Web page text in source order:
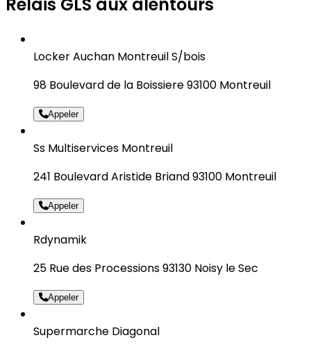
Locker Auchan Montreuil S/bois
98 Boulevard de la Boissiere 93100 Montreuil
Appeler
Ss Multiservices Montreuil
241 Boulevard Aristide Briand 93100 Montreuil
Appeler
Rdynamik
25 Rue des Processions 93130 Noisy le Sec
Appeler
Supermarche Diagonal